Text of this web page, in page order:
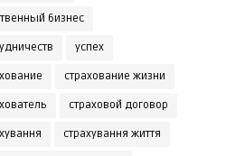
бизнес
успех
страхование жизни
страховой договор
страхування життя